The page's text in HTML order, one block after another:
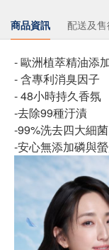
商品資訊 配送及
- 歐洲植萃精油添
- 含專利消臭因子
- 48小時持久香氛
-去除99種汙漬
-99%洗去四大細菌
-安心無添加磷與